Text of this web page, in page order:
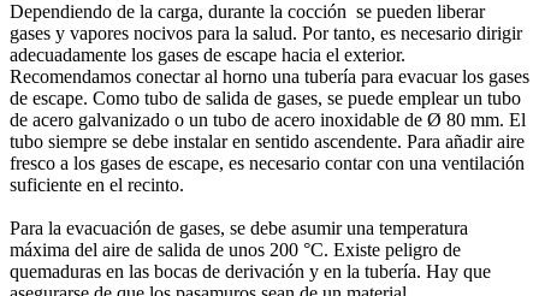
Dependiendo de la carga, durante la cocción se pueden liberar
gases y vapores nocivos para la salud. Por tanto, es necesario dirigir
adecuadamente los gases de escape hacia el exterior.
Recomendamos conectar al horno una tubería para evacuar los gases
de escape. Como tubo de salida de gases, se puede emplear un tubo
de acero galvanizado o un tubo de acero inoxidable de Ø 80 mm. El
tubo siempre se debe instalar en sentido ascendente. Para añadir aire
fresco a los gases de escape, es necesario contar con una ventilación
suficiente en el recinto.
Para la evacuación de gases, se debe asumir una temperatura
máxima del aire de salida de unos 200 °C. Existe peligro de
quemaduras en las bocas de derivación y en la tubería. Hay que